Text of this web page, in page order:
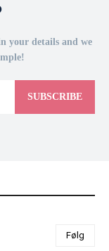
your details and we
SUBSCRIBE
Følg